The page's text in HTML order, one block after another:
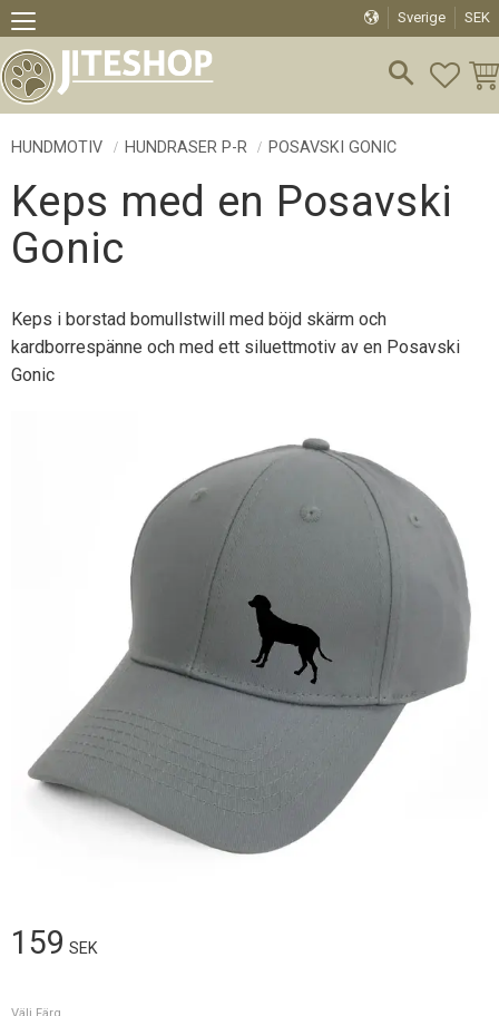
Meny
Sverige SEK
HUNDMOTIV HUNDRASER P-R POSAVSKI GONIC
Keps med en Posavski
Gonic
Keps i borstad bomullstwill med böjd skärm och
kardborrespänne och med ett siluettmotiv av en Posavski
Gonic
159 SEK